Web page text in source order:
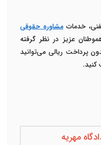
خدماتمشاوره حقوقی
عزیز در نظر گرفته
پرداخت ریالی می‌توانید
مهریه